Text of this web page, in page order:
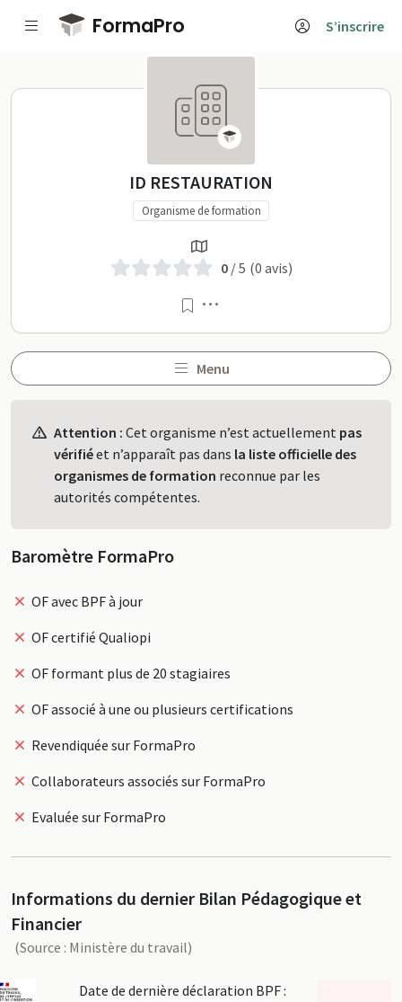
Passer au contenu principal
FormaPro S’inscrire
ID RESTAURATION sur
ID RESTAURATION
Organisme de formation
0/ 5 (0 avis)
Menu
Attention : Cet organisme n’est actuellement pas
vérifiéet n’apparaît pas dans la liste officielle des
organismes de formation reconnue par les
autorités compétentes.
Baromètre FormaPro
OF avec BPF à jour
OF certifié Qualiopi
OF formant plus de 20 stagiaires
OF associé à une ou plusieurs certifications
Revendiquée sur FormaPro
Collaborateurs associés sur FormaPro
Evaluée sur FormaPro
Informations du dernier Bilan Pédagogique et
Financier
(Source : Ministère du travail)
Date de dernière déclaration BPF :